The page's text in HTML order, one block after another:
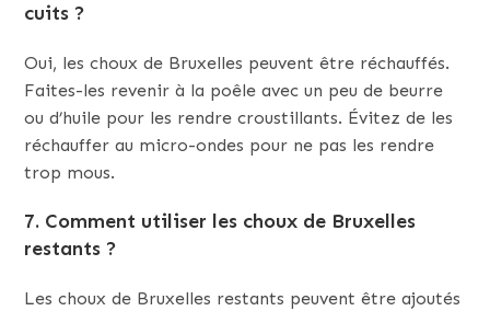
cuits ?
Oui, les choux de Bruxelles peuvent être réchauffés.
Faites-les revenir à la poêle avec un peu de beurre
ou d’huile pour les rendre croustillants. Évitez de les
réchauffer au micro-ondes pour ne pas les rendre
trop mous.
7. Comment utiliser les choux de Bruxelles
restants ?
Les choux de Bruxelles restants peuvent être ajoutés